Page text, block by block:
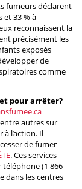
fumeurs déclarent
et 33 % à
reconnaissent la
précisément les
exposés
de
comme
pour arrêter?
autres sur
l’action. Il
de fumer
. Ces services
téléphone (1 866
dans les centres